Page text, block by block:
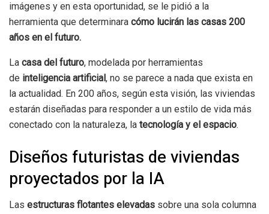
imágenes y en esta oportunidad, se le pidió a la
herramienta que determinara cómo lucirán las casas 200
años en el futuro.
La casa del futuro, modelada por herramientas
de inteligencia artificial, no se parece a nada que exista en
la actualidad. En 200 años, según esta visión, las viviendas
estarán diseñadas para responder a un estilo de vida más
conectado con la naturaleza, la tecnología y el espacio.
Diseños futuristas de viviendas
proyectados por la IA
Las estructuras flotantes elevadas sobre una sola columna